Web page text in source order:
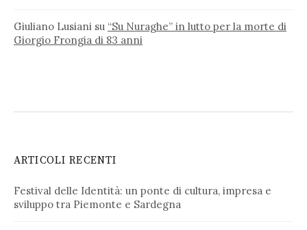
Giuliano Lusiani su “Su Nuraghe” in lutto per la morte di
Giorgio Frongia di 83 anni
ARTICOLI RECENTI
Festival delle Identità: un ponte di cultura, impresa e
sviluppo tra Piemonte e Sardegna